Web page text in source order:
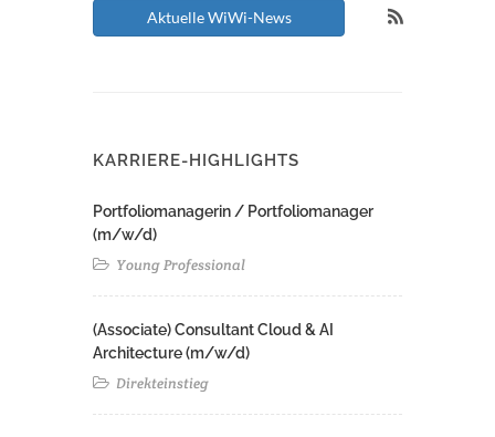
Aktuelle WiWi-News
KARRIERE-HIGHLIGHTS
Portfoliomanagerin / Portfoliomanager
(m/w/d)
Young Professional
(Associate) Consultant Cloud & AI
Architecture (m/w/d)​ ​
Direkteinstieg